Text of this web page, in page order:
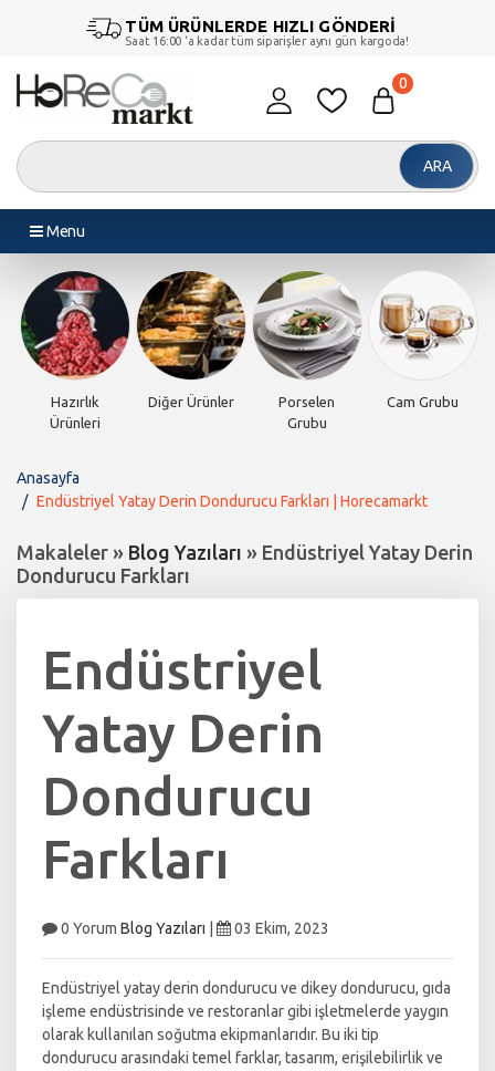
TÜM ÜRÜNLERDE HIZLI GÖNDERİ
Saat 16:00 ‘a kadar tüm siparişler aynı gün kargoda!
ARA
0
Menu
Piliç Makinesi
Döner
Endüstriyel
Fırınlar
Endüstriyel
Anasayfa
Endüstriyel Yatay Derin Dondurucu Farkları | Horecamarkt
Makaleler » Blog Yazıları » Endüstriyel Yatay Derin
Dondurucu Farkları
Endüstriyel
Yatay Derin
Dondurucu
Farkları
0 Yorum Blog Yazıları 03 Ekim, 2023
Endüstriyel yatay derin dondurucu ve dikey dondurucu, gıda
işleme endüstrisinde ve restoranlar gibi işletmelerde yaygın
olarak kullanılan soğutma ekipmanlarıdır. Bu iki tip
dondurucu arasındaki temel farklar, tasarım, erişilebilirlik ve